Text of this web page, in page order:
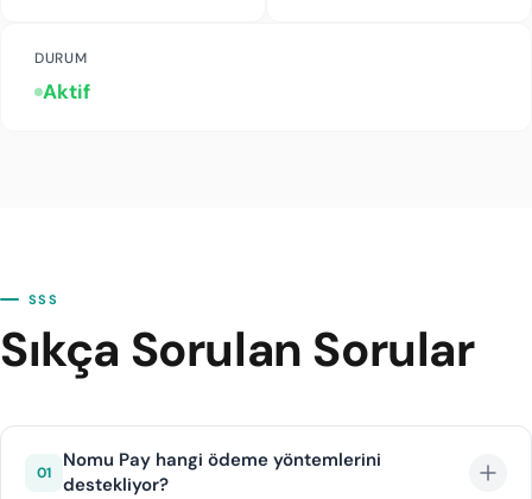
DURUM
Aktif
SSS
Sıkça Sorulan Sorular
01
Nomu Pay hangi ödeme yöntemlerini
destekliyor?